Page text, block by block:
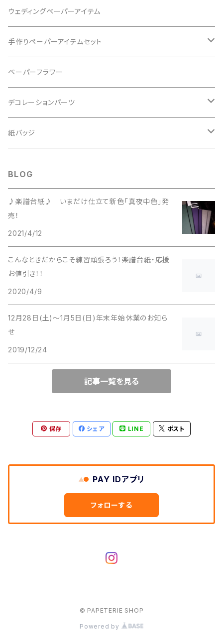
ブロッサムペーパーBLU103
ブロッサムペーパーPNK102
ブロッサムペーパーPPL102
ブロッサムペーパーRED102
ブロッサムペーパーPNK103
ウェディングペーパーアイテム
手作りペーパーアイテムセット
発表会プログラム用紙
イラストデータ付き
紙だけ10枚単位
ブックカバーシリーズ
江戸小染 うろこ
ペーパーフラワー
デコレーションパーツ
ブロッサムペーパーGRN106
紙バッジ
BLOG
♪楽譜台紙♪ いまだけ仕立て新色「真夜中色」発
売！
2021/4/12
こんなときだからこそ練習頑張ろう！楽譜台紙・応援
お値引き！！
2020/4/9
12月28日(土)～1月5日(日)年末年始休業のお知ら
せ
2019/12/24
記事一覧を見る
保存 シェア LINE ポスト
PAY IDアプリ
フォローする
© PAPETERIE SHOP
Powered by